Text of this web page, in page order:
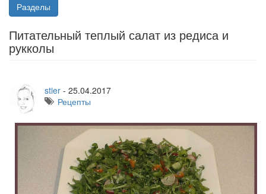
Разделы
Питательный теплый салат из редиса и
рукколы
stier - 25.04.2017
Рецепты